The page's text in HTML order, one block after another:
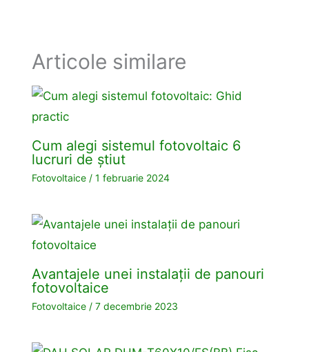
Articole similare
Cum alegi sistemul fotovoltaic 6
lucruri de știut
Fotovoltaice/ 1 februarie 2024
Avantajele unei instalații de panouri
fotovoltaice
Fotovoltaice/ 7 decembrie 2023